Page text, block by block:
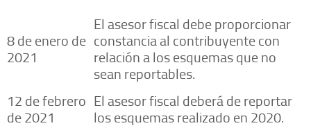
8 de enero de
2021
El asesor fiscal debe proporcionar
constancia al contribuyente con
relación a los esquemas que no
sean reportables.
12 de febrero
de 2021
El asesor fiscal deberá de reportar
los esquemas realizado en 2020.